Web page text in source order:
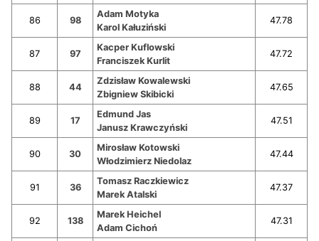
86 98
Adam Motyka
Karol Kałuziński
47.78
87 97
Kacper Kuflowski
Franciszek Kurlit
47.72
88 44
Zdzisław Kowalewski
Zbigniew Skibicki
47.65
89 17
Edmund Jas
Janusz Krawczyński
47.51
90 30
Mirosław Kotowski
Włodzimierz Niedolaz
47.44
91 36
Tomasz Raczkiewicz
Marek Atalski
47.37
92 138
Marek Heichel
Adam Cichoń
47.31